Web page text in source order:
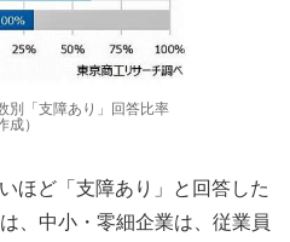
別「支障あり」回答比率
成）
ほど「支障あり」と回答した
、中小・零細企業は、従業員